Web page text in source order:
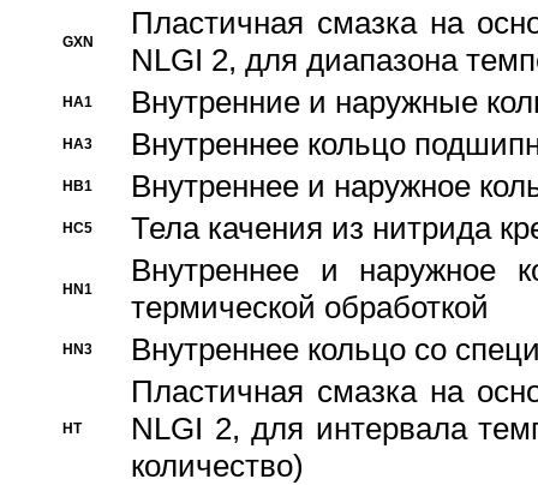
GXN
Пластичная смазка на
NLGI 2, для диапазона
HA1 Внутренние и наружные
HA3 Bнутреннее кольцо
HB1 Bнутреннее и наружное
HC5 Тела качения из нитрида
HN1
Bнутреннее и наружное
термической обработкой
HN3 Внутреннее кольцо со
HT
Пластичная смазка на
NLGI 2, для интервала
количество)